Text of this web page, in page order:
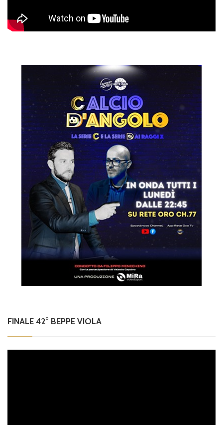
FINALE 42° BEPPE VIOLA